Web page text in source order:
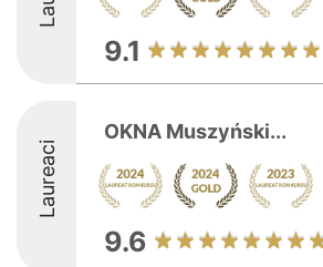
9.1
Laureaci
OKNA Muszyński...
9.6